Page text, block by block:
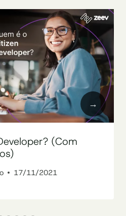
(Com
17/11/2021